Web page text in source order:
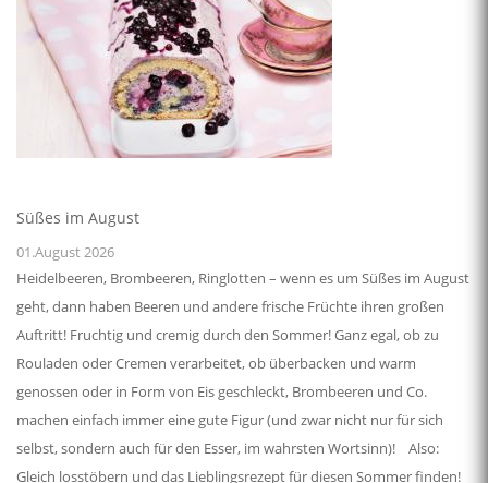
Süßes im August
01.August 2026
Heidelbeeren, Brombeeren, Ringlotten – wenn es um Süßes im August
geht, dann haben Beeren und andere frische Früchte ihren großen
Auftritt! Fruchtig und cremig durch den Sommer! Ganz egal, ob zu
Rouladen oder Cremen verarbeitet, ob überbacken und warm
genossen oder in Form von Eis geschleckt, Brombeeren und Co.
machen einfach immer eine gute Figur (und zwar nicht nur für sich
selbst, sondern auch für den Esser, im wahrsten Wortsinn)! Also:
Gleich losstöbern und das Lieblingsrezept für diesen Sommer finden!